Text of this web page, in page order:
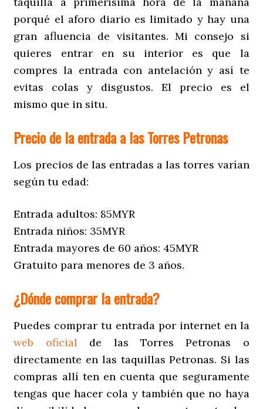
porqué el aforo diario es limitado y hay una
gran afluencia de visitantes. Mi consejo si
quieres entrar en su interior es que la
compres la entrada con antelación y así te
evitas colas y disgustos. El precio es el
mismo que in situ.
Precio de la entrada a las Torres Petronas
Los precios de las entradas a las torres varían
según tu edad:
Entrada adultos: 85MYR
Entrada niños: 35MYR
Entrada mayores de 60 años: 45MYR
Gratuito para menores de 3 años.
¿Dónde comprar la entrada?
Puedes comprar tu entrada por internet en la
web oficial de las Torres Petronas o
directamente en las taquillas Petronas. Si las
compras allí ten en cuenta que seguramente
tengas que hacer cola y también que no haya